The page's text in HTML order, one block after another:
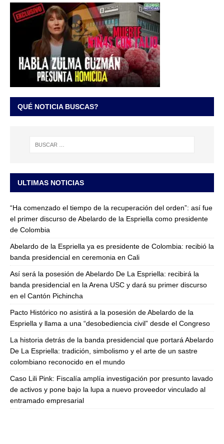
QUÉ NOTICIA BUSCAS?
ULTIMAS NOTICIAS
“Ha comenzado el tiempo de la recuperación del orden”: así fue
el primer discurso de Abelardo de la Espriella como presidente
de Colombia
Abelardo de la Espriella ya es presidente de Colombia: recibió la
banda presidencial en ceremonia en Cali
Así será la posesión de Abelardo De La Espriella: recibirá la
banda presidencial en la Arena USC y dará su primer discurso
en el Cantón Pichincha
Pacto Histórico no asistirá a la posesión de Abelardo de la
Espriella y llama a una “desobediencia civil” desde el Congreso
La historia detrás de la banda presidencial que portará Abelardo
De La Espriella: tradición, simbolismo y el arte de un sastre
colombiano reconocido en el mundo
Caso Lili Pink: Fiscalía amplía investigación por presunto lavado
de activos y pone bajo la lupa a nuevo proveedor vinculado al
entramado empresarial